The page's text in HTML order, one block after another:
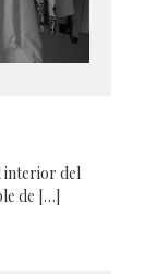
interior del
de […]